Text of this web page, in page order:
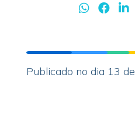
Publicado no dia 13